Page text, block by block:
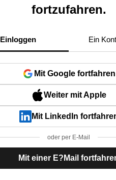
fortzufahren.
Einloggen Ein
Mit Google fortfahren
Weiter mit Apple
Mit LinkedIn
oder per E-Mail
Mit einer E?Mail